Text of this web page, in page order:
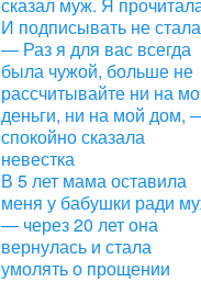
И подписывать не стала
— Раз я для вас всегда
была чужой, больше не
рассчитывайте ни на
деньги, ни на мой дом,
спокойно сказала
невестка
В 5 лет мама оставила
меня у бабушки ради
— через 20 лет она
вернулась и стала
умолять о прощении